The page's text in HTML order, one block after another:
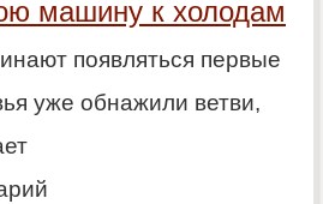
машину к холодам
появляться первые
уже обнажили ветви,